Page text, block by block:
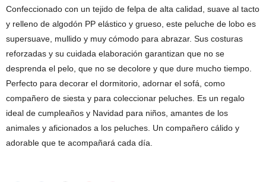
Confeccionado con un tejido de felpa de alta calidad, suave al tacto
y relleno de algodón PP elástico y grueso, este peluche de lobo es
supersuave, mullido y muy cómodo para abrazar. Sus costuras
reforzadas y su cuidada elaboración garantizan que no se
desprenda el pelo, que no se decolore y que dure mucho tiempo.
Perfecto para decorar el dormitorio, adornar el sofá, como
compañero de siesta y para coleccionar peluches. Es un regalo
ideal de cumpleaños y Navidad para niños, amantes de los
animales y aficionados a los peluches. Un compañero cálido y
adorable que te acompañará cada día.